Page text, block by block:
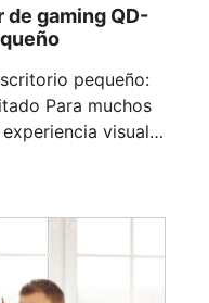
gaming QD-
pequeño:
Para muchos
visual